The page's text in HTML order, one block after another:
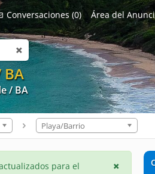
BA
/ BA
Conversaciones (0) Área del
Playa/Barrio
para el